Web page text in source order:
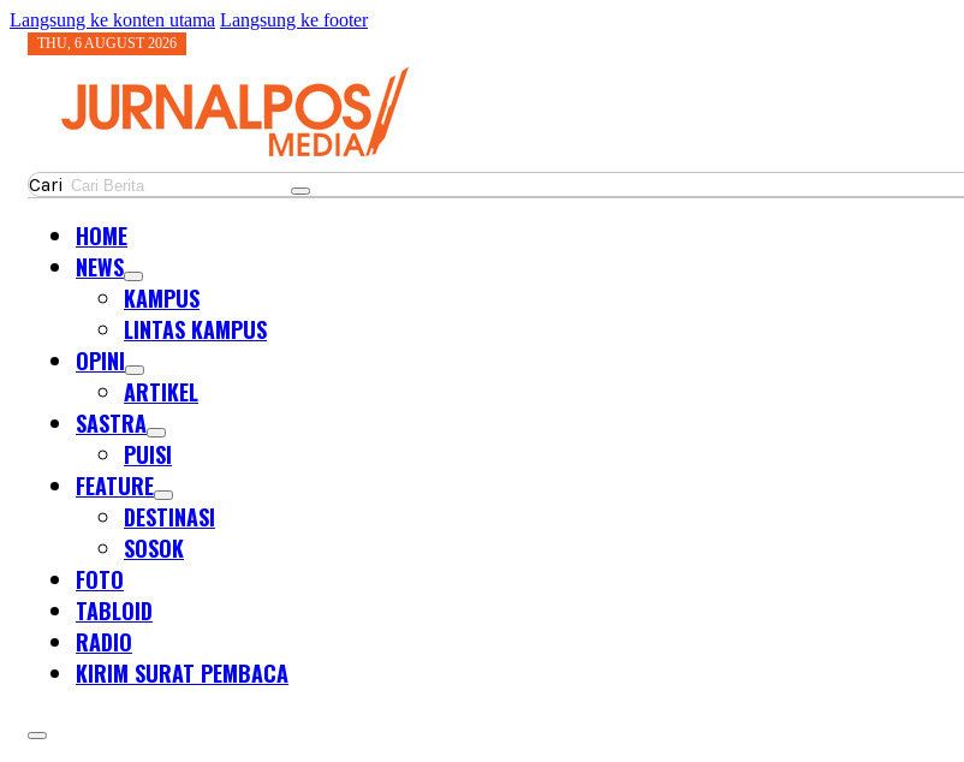
Langsung ke konten utama Langsung ke footer
THU, 6 AUGUST 2026
Cari
HOME
NEWS
KAMPUS
LINTAS KAMPUS
OPINI
ARTIKEL
SASTRA
PUISI
FEATURE
DESTINASI
SOSOK
FOTO
TABLOID
RADIO
KIRIM SURAT PEMBACA